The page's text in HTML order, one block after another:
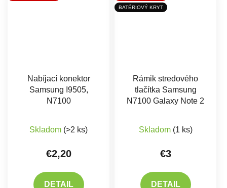
Nabíjací konektor
Samsung I9505,
N7100
Skladom (>2 ks)
€2,20
DETAIL
BATÉRIOVÝ KRYT
Rámik stredového
tlačítka Samsung
N7100 Galaxy Note 2
Skladom (1 ks)
€3
DETAIL